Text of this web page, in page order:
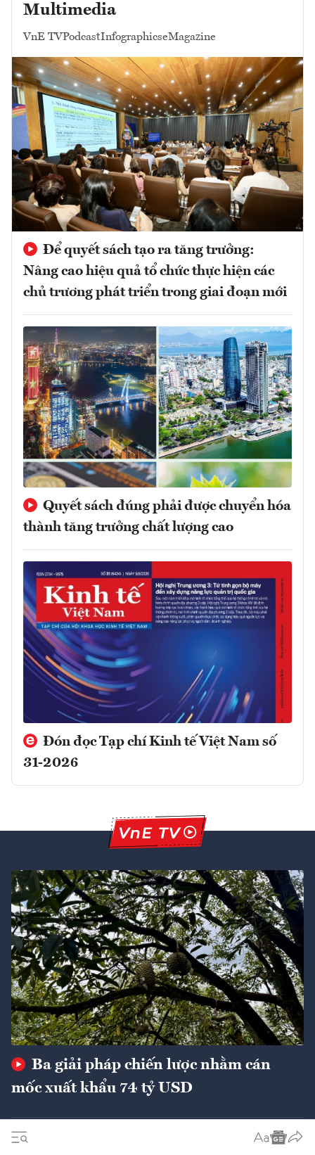
Multimedia
VnE TVPodcastInfographicseMagazine
Để quyết sách tạo ra tăng trưởng:
Nâng cao hiệu quả tổ chức thực hiện các
chủ trương phát triển trong giai đoạn mới
Quyết sách đúng phải được chuyển hóa
thành tăng trưởng chất lượng cao
Đón đọc Tạp chí Kinh tế Việt Nam số
31-2026
Ba giải pháp chiến lược nhằm cán
mốc xuất khẩu 74 tỷ USD